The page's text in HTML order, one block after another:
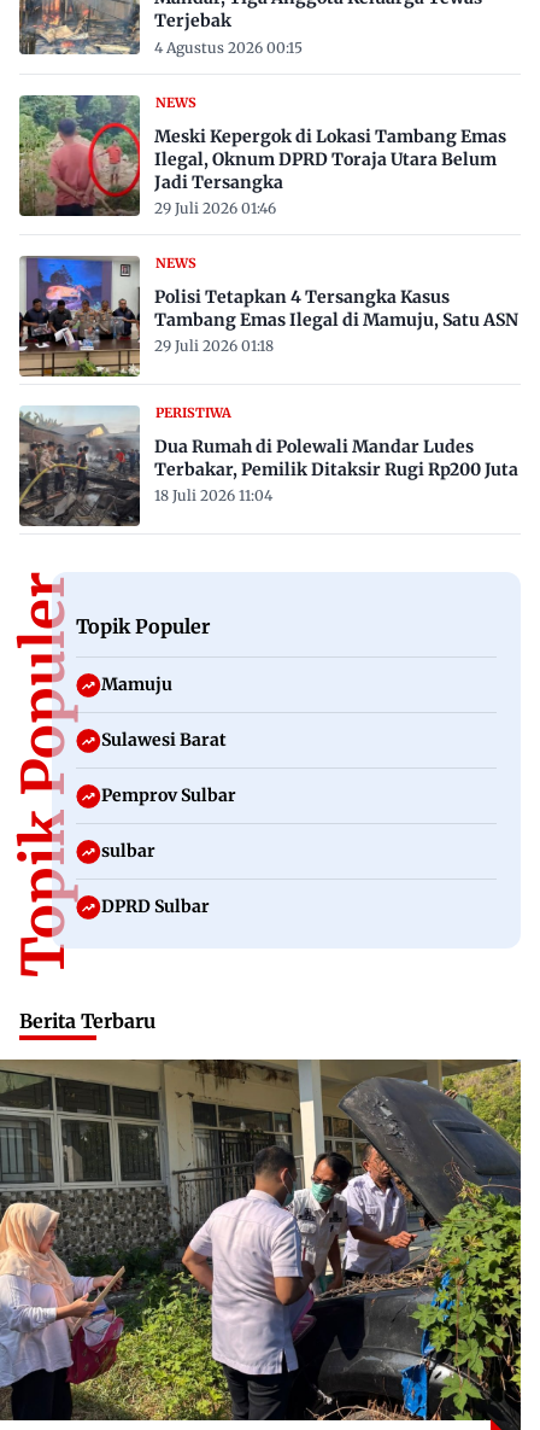
Terjebak
4 Agustus 2026 00:15
NEWS
Meski Kepergok di Lokasi Tambang Emas
Ilegal, Oknum DPRD Toraja Utara Belum
Jadi Tersangka
29 Juli 2026 01:46
NEWS
Polisi Tetapkan 4 Tersangka Kasus
Tambang Emas Ilegal di Mamuju, Satu ASN
29 Juli 2026 01:18
PERISTIWA
Dua Rumah di Polewali Mandar Ludes
Terbakar, Pemilik Ditaksir Rugi Rp200 Juta
18 Juli 2026 11:04
Topik PopulerTopik Populer
Mamuju
Sulawesi Barat
Pemprov Sulbar
sulbar
DPRD Sulbar
Berita Terbaru